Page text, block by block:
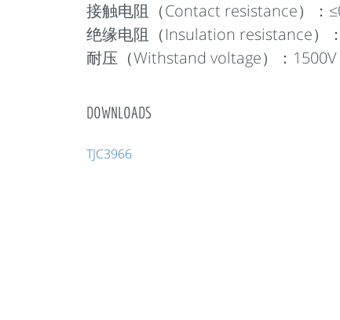
接触电阻（Contact resistance）：
绝缘电阻（Insulation resistance）
耐压（Withstand voltage）：
DOWNLOADS
TJC3966